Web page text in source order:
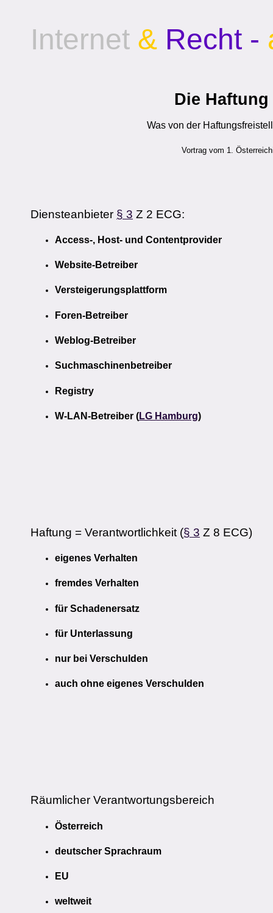
Internet & Recht -
Die
Was von der
Vortrag vom 1.
Diensteanbieter § 3 Z 2 ECG:
Access-, Host- und Contentprovider
Website-Betreiber
Versteigerungsplattform
Foren-Betreiber
Weblog-Betreiber
Suchmaschinenbetreiber
Registry
W-LAN-Betreiber (LG Hamburg)
Haftung = Verantwortlichkeit (§ 3 Z 8 ECG)
eigenes Verhalten
fremdes Verhalten
für Schadenersatz
für Unterlassung
nur bei Verschulden
auch ohne eigenes Verschulden
Räumlicher Verantwortungsbereich
Österreich
deutscher Sprachraum
EU
weltweit